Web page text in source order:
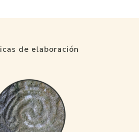
de elaboración